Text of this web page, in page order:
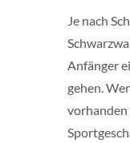
Je nach
Anfänger
gehen.
vorhanden